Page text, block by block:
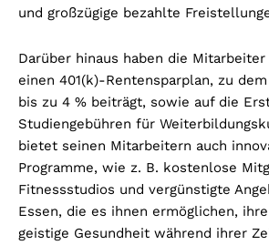
und großzügige bezahlte
Darüber hinaus haben die Mitarbeiter
einen 401(k)-Rentensparplan, zu
bis zu 4 % beiträgt, sowie auf die
Studiengebühren für
bietet seinen Mitarbeitern auch
Programme, wie z. B. kostenlose
Fitnessstudios und vergünstigte
Essen, die es ihnen ermöglichen,
geistige Gesundheit während ihrer